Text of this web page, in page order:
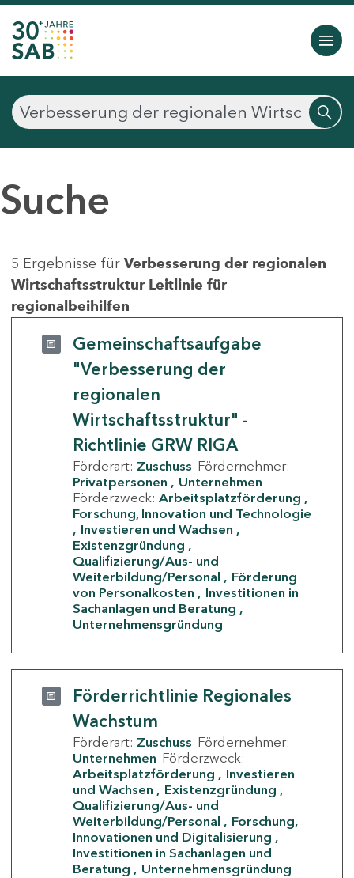
Suche
5 Ergebnisse für Verbesserung der regionalen
Wirtschaftsstruktur Leitlinie für
regionalbeihilfen
Gemeinschaftsaufgabe
"Verbesserung der
regionalen
Wirtschaftsstruktur" -
Richtlinie GRW RIGA
Förderart: Zuschuss Fördernehmer:
Privatpersonen
Unternehmen
Förderzweck: Arbeitsplatzförderung
Forschung, Innovation und Technologie
Investieren und Wachsen
Existenzgründung
Qualifizierung/Aus- und
Weiterbildung/Personal
Förderung
von Personalkosten
Investitionen in
Sachanlagen und Beratung
Unternehmensgründung
Förderrichtlinie Regionales
Wachstum
Förderart: Zuschuss Fördernehmer:
Unternehmen Förderzweck:
Arbeitsplatzförderung
Investieren
und Wachsen
Existenzgründung
Qualifizierung/Aus- und
Weiterbildung/Personal
Forschung,
Innovationen und Digitalisierung
Investitionen in Sachanlagen und
Beratung
Unternehmensgründung